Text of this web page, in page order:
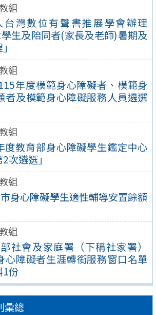
組
灣數位有聲書推展學會辦理
學生及陪同者(家長及老師)暑期及
組
年度模範身心障礙者、模範身
者及模範身心障礙服務人員遴選
組
度教育部身心障礙學生鑑定中心
次遴選」
組
身心障礙學生適性輔導安置餘額
組
社會及家庭署（下稱社家署）
心障礙者生涯轉銜服務窗口名單
1份
彙總